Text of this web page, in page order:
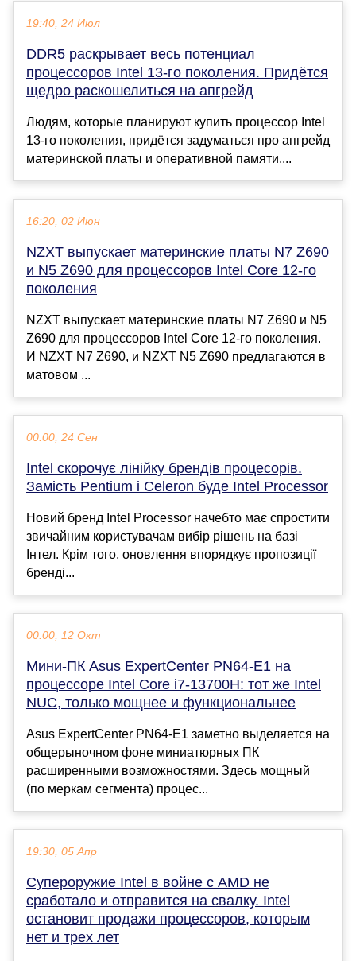
19:40, 24 Июл
DDR5 раскрывает весь потенциал
процессоров Intel 13-го поколения. Придётся
щедро раскошелиться на апгрейд
Людям, которые планируют купить процессор Intel
13-го поколения, придётся задуматься про апгрейд
материнской платы и оперативной памяти....
16:20, 02 Июн
NZXT выпускает материнские платы N7 Z690
и N5 Z690 для процессоров Intel Core 12-го
поколения
NZXT выпускает материнские платы N7 Z690 и N5
Z690 для процессоров Intel Core 12-го поколения.
И NZXT N7 Z690, и NZXT N5 Z690 предлагаются в
матовом ...
00:00, 24 Сен
Intel скорочує лінійку брендів процесорів.
Замість Pentium і Celeron буде Intel Processor
Новий бренд Intel Processor начебто має спростити
звичайним користувачам вибір рішень на базі
Інтел. Крім того, оновлення впорядкує пропозиції
бренді...
00:00, 12 Окт
Мини-ПК Asus ExpertCenter PN64-E1 на
процессоре Intel Core i7-13700H: тот же Intel
NUC, только мощнее и функциональнее
Asus ExpertCenter PN64-E1 заметно выделяется на
общерыночном фоне миниатюрных ПК
расширенными возможностями. Здесь мощный
(по меркам сегмента) процес...
19:30, 05 Апр
Супероружие Intel в войне с AMD не
сработало и отправится на свалку. Intel
остановит продажи процессоров, которым
нет и трех лет